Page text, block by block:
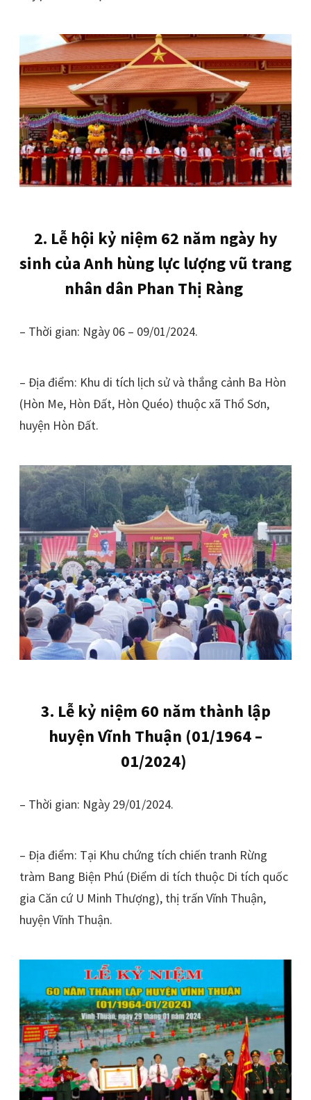
2. Lễ hội kỷ niệm 62 năm ngày hy
sinh của Anh hùng lực lượng vũ trang
nhân dân Phan Thị Ràng
– Thời gian: Ngày 06 – 09/01/2024.
– Địa điểm: Khu di tích lịch sử và thắng cảnh Ba Hòn
(Hòn Me, Hòn Đất, Hòn Quéo) thuộc xã Thổ Sơn,
huyện Hòn Đất.
3. Lễ kỷ niệm 60 năm thành lập
huyện Vĩnh Thuận (01/1964 –
01/2024)
– Thời gian: Ngày 29/01/2024.
– Địa điểm: Tại Khu chứng tích chiến tranh Rừng
tràm Bang Biện Phú (Điểm di tích thuộc Di tích quốc
gia Căn cứ U Minh Thượng), thị trấn Vĩnh Thuận,
huyện Vĩnh Thuận.